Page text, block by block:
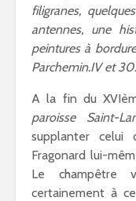
filigranes,
antennes, une
peintures à
Parchemin.IV et
A la fin du
paroisse Saint-
supplanter celui
Fragonard lui-
Le champêtre
certainement à